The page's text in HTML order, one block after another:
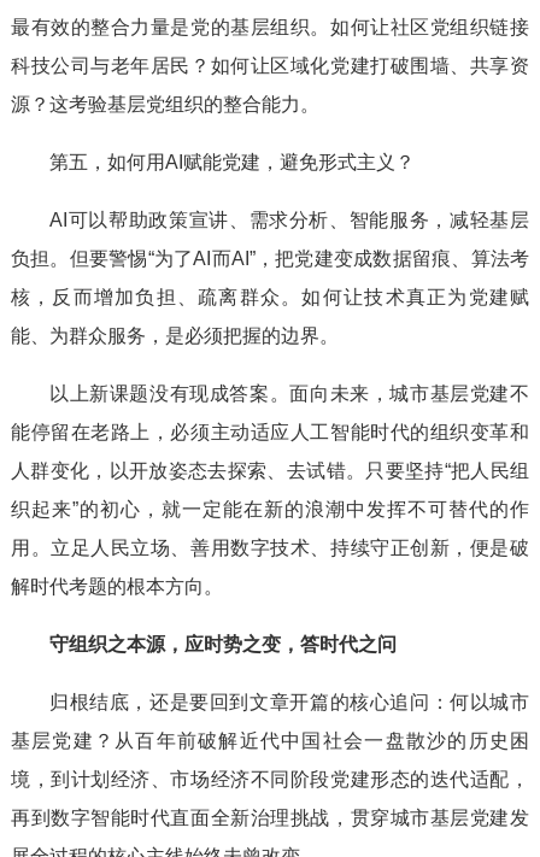
最有效的整合力量是党的基层组织。如何让社区党组织链接
科技公司与老年居民？如何让区域化党建打破围墙、共享资
源？这考验基层党组织的整合能力。
第五，如何用AI赋能党建，避免形式主义？
AI可以帮助政策宣讲、需求分析、智能服务，减轻基层
负担。但要警惕“为了AI而AI”，把党建变成数据留痕、算法考
核，反而增加负担、疏离群众。如何让技术真正为党建赋
能、为群众服务，是必须把握的边界。
以上新课题没有现成答案。面向未来，城市基层党建不
能停留在老路上，必须主动适应人工智能时代的组织变革和
人群变化，以开放姿态去探索、去试错。只要坚持“把人民组
织起来”的初心，就一定能在新的浪潮中发挥不可替代的作
用。立足人民立场、善用数字技术、持续守正创新，便是破
解时代考题的根本方向。
守组织之本源，应时势之变，答时代之问
归根结底，还是要回到文章开篇的核心追问：何以城市
基层党建？从百年前破解近代中国社会一盘散沙的历史困
境，到计划经济、市场经济不同阶段党建形态的迭代适配，
再到数字智能时代直面全新治理挑战，贯穿城市基层党建发